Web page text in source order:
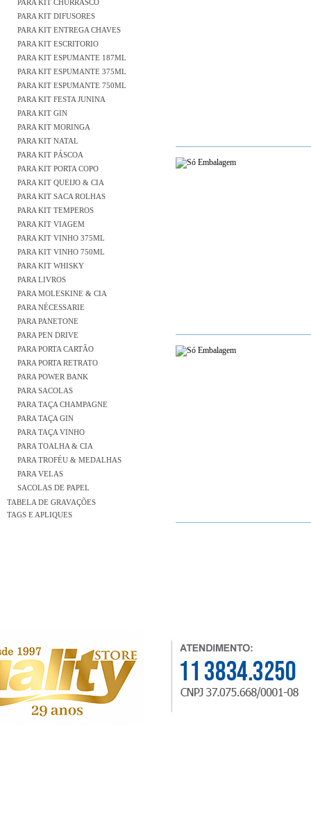
PARA KIT CHURRASCO
PARA KIT DIFUSORES
PARA KIT ENTREGA CHAVES
PARA KIT ESCRITORIO
PARA KIT ESPUMANTE 187ML
PARA KIT ESPUMANTE 375ML
PARA KIT ESPUMANTE 750ML
PARA KIT FESTA JUNINA
PARA KIT GIN
PARA KIT MORINGA
PARA KIT NATAL
PARA KIT PÁSCOA
PARA KIT PORTA COPO
PARA KIT QUEIJO & CIA
PARA KIT SACA ROLHAS
PARA KIT TEMPEROS
PARA KIT VIAGEM
PARA KIT VINHO 375ML
PARA KIT VINHO 750ML
PARA KIT WHISKY
PARA LIVROS
PARA MOLESKINE & CIA
PARA NÉCESSARIE
PARA PANETONE
PARA PEN DRIVE
PARA PORTA CARTÃO
PARA PORTA RETRATO
PARA POWER BANK
PARA SACOLAS
PARA TAÇA CHAMPAGNE
PARA TAÇA GIN
PARA TAÇA VINHO
PARA TOALHA & CIA
PARA TROFÉU & MEDALHAS
PARA VELAS
SACOLAS DE PAPEL
TABELA DE GRAVAÇÕES
TAGS E APLIQUES